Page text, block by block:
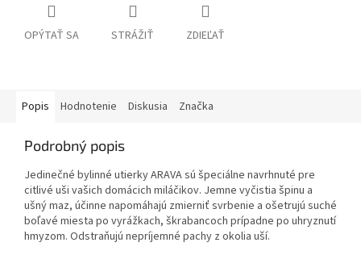
OPÝTAŤ SA STRÁŽIŤ ZDIEĽAŤ
Popis Hodnotenie Diskusia Značka
Podrobný popis
Jedinečné bylinné utierky ARAVA sú špeciálne navrhnuté pre
citlivé uši vašich domácich miláčikov. Jemne vyčistia špinu a
ušný maz, účinne napomáhajú zmierniť svrbenie a ošetrujú suché
boľavé miesta po vyrážkach, škrabancoch prípadne po uhryznutí
hmyzom. Odstraňujú nepríjemné pachy z okolia uší.